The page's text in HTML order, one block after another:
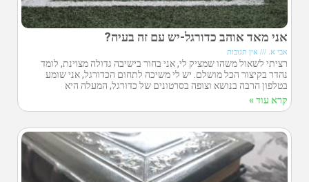
אני מאד אוהב כדורגל-יש עם זה בעיה?
אבי א. אין תגובות
רציתי לשאול משהו שמציק לי, אני בחור בישיבה גדולה מצוינת, לומד
נהדר בקיצור הכל מושלם. יש לי משיכה לתחום הכדורגל, אני שומע
בטלפון הרבה בנושא וצופה בסרטונים של כדורגל, המעלה היא
קרא עוד »